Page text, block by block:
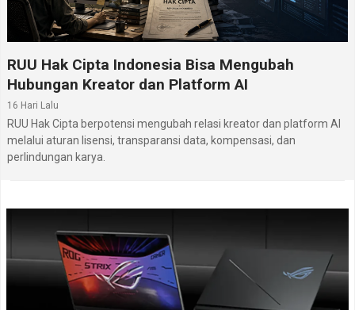
RUU Hak Cipta Indonesia Bisa Mengubah
Hubungan Kreator dan Platform AI
16 Hari Lalu
RUU Hak Cipta berpotensi mengubah relasi kreator dan platform AI
melalui aturan lisensi, transparansi data, kompensasi, dan
perlindungan karya.